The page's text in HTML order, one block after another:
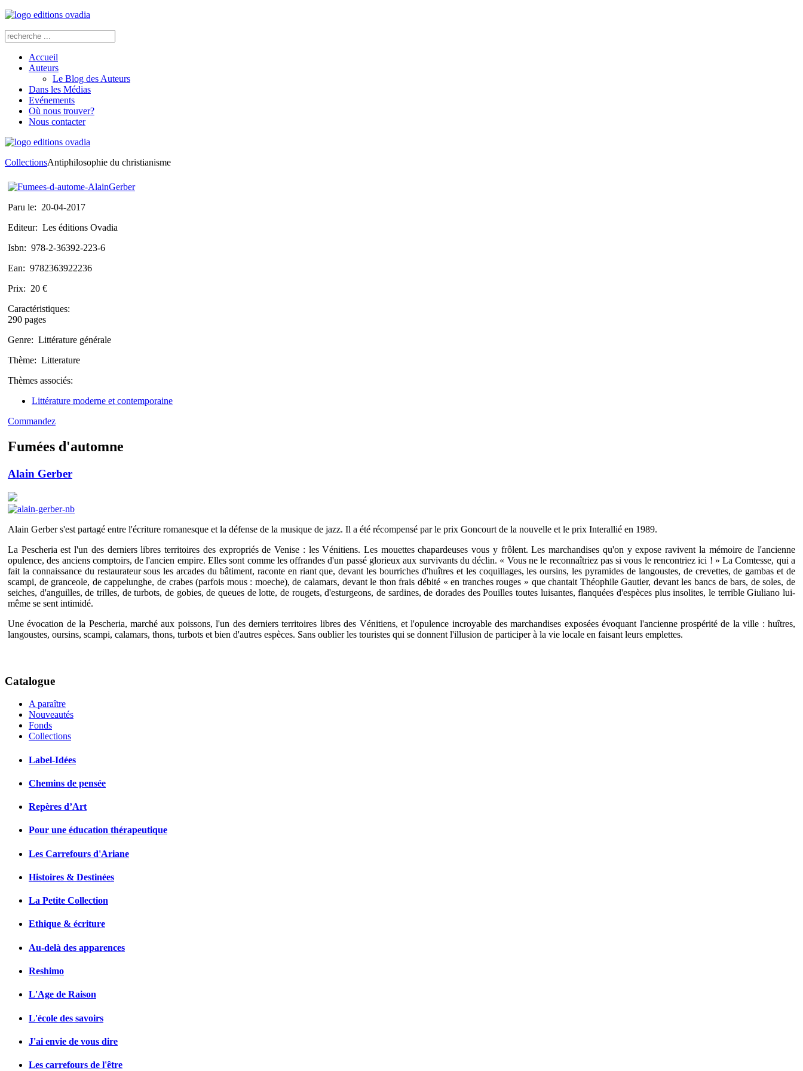
Accueil
Auteurs
Le Blog des Auteurs
Dans les Médias
Evénements
Où nous trouver?
Nous contacter
CollectionsAntiphilosophie du christianisme
Paru le: 20-04-2017
Editeur: Les éditions Ovadia
Isbn: 978-2-36392-223-6
Ean: 9782363922236
Prix: 20 €
Caractéristiques:
290 pages
Genre: Littérature générale
Thème: Litterature
Thèmes associés:
Littérature moderne et contemporaine
Commandez
Fumées d'automne
Alain Gerber
Alain Gerber s'est partagé entre l'écriture romanesque et la défense de la musique de jazz. Il a été récompensé par le prix Goncourt de la nouvelle et le prix Interallié en 1989.
La Pescheria est l'un des derniers libres territoires des expropriés de Venise : les Vénitiens. Les mouettes chapardeuses vous y frôlent. Les marchandises qu'on y expose ravivent la mémoire de l'ancienne
opulence, des anciens comptoirs, de l'ancien empire. Elles sont comme les offrandes d'un passé glorieux aux survivants du déclin. « Vous ne le reconnaîtriez pas si vous le rencontriez ici ! » La Comtesse, qui a
fait la connaissance du restaurateur sous les arcades du bâtiment, raconte en riant que, devant les bourriches d'huîtres et les coquillages, les oursins, les pyramides de langoustes, de crevettes, de gambas et de
scampi, de granceole, de cappelunghe, de crabes (parfois mous : moeche), de calamars, devant le thon frais débité « en tranches rouges » que chantait Théophile Gautier, devant les bancs de bars, de soles, de
seiches, d'anguilles, de trilles, de turbots, de gobies, de queues de lotte, de rougets, d'esturgeons, de sardines, de dorades des Pouilles toutes luisantes, flanquées d'espèces plus insolites, le terrible Giuliano lui-
même se sent intimidé.
Une évocation de la Pescheria, marché aux poissons, l'un des derniers territoires libres des Vénitiens, et l'opulence incroyable des marchandises exposées évoquant l'ancienne prospérité de la ville : huîtres,
langoustes, oursins, scampi, calamars, thons, turbots et bien d'autres espèces. Sans oublier les touristes qui se donnent l'illusion de participer à la vie locale en faisant leurs emplettes.
Catalogue
A paraître
Nouveautés
Fonds
Collections
Label-Idées
Chemins de pensée
Repères d’Art
Pour une éducation thérapeutique
Les Carrefours d'Ariane
Histoires & Destinées
La Petite Collection
Ethique & écriture
Au-delà des apparences
Reshimo
L'Age de Raison
L'école des savoirs
J'ai envie de vous dire
Les carrefours de l'être